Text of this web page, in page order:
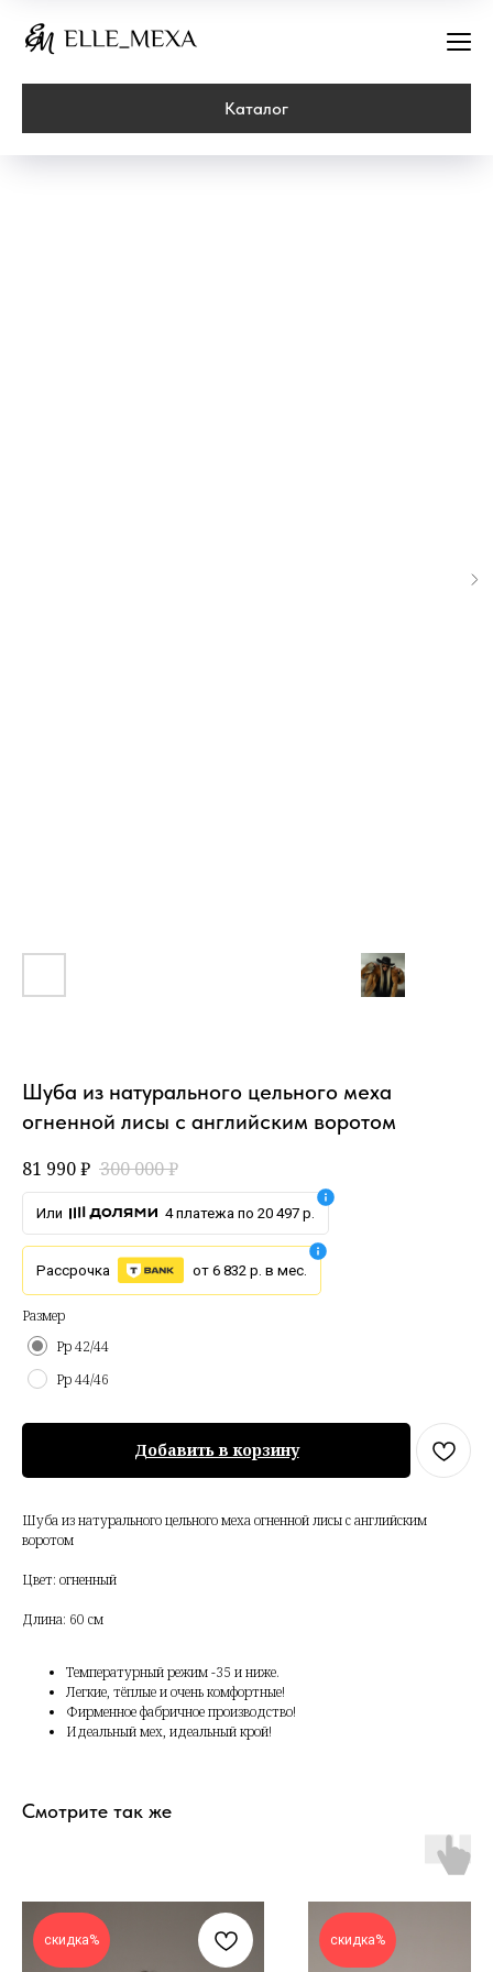
Каталог
Шуба из натурального цельного меха
огненной лисы с английским воротом
81 990₽ 300 000₽
Или 4 платежа по 20 497 р.
Рассрочка от 6 832 р. в мес.
Размер
Рр 42/44
Рр 44/46
Добавить в корзину
Шуба из натурального цельного меха огненной лисы с английским
воротом
Цвет: огненный
Длина: 60 см
Температурный режим -35 и ниже.
Легкие, тёплые и очень комфортные!
Фирменное фабричное производство!
Идеальный мех, идеальный крой!
Смотрите так же
скидка% скидка%